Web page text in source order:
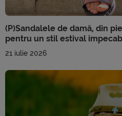
(P)Sandalele de damă, din
pentru un stil estival
21 iulie 2026